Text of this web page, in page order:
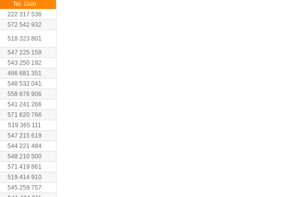
Tel. číslo
222 317 536
572 542 932
518 323 801
547 225 158
543 250 192
466 681 351
548 532 041
558 676 906
541 241 266
571 620 766
519 365 111
547 215 619
544 221 484
548 210 500
571 419 861
519 414 910
545 259 757